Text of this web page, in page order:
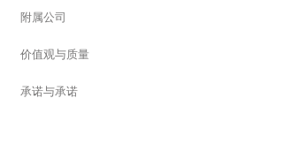
附属公司
价值观与质量
承诺与承诺